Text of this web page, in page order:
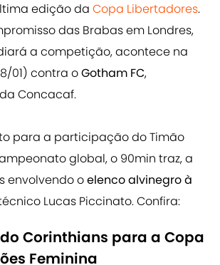
edição da Copa Libertadores.
das Brabas em Londres,
a competição, acontece na
01) contra oGotham FC,
Concacaf.
para a participação do Timão
global, o 90min traz, a
envolvendo oelenco alvinegro à
Lucas Piccinato. Confira:
Corinthians para a Copa
Feminina